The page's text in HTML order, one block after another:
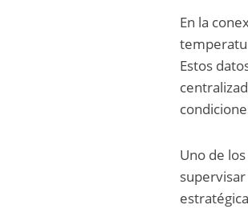
En la
Estos
Uno de